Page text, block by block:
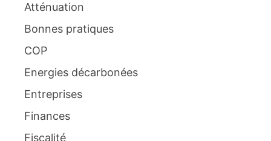
Atténuation
Bonnes pratiques
COP
Energies décarbonées
Entreprises
Finances
Fiscalité